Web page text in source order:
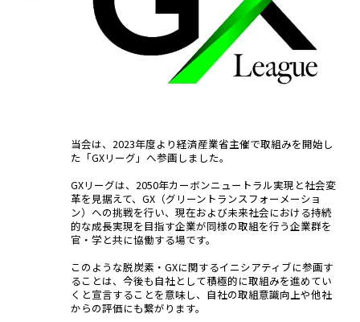
当会は、2023年度より経済産業省主催で取組みを開始し
た「GXリーグ」へ参画しました。
GXリーグは、2050年カーボンニュートラル実現と社会変
革を見据えて、GX（グリーントランスフォーメーショ
ン）ヘの挑戦を行い、現在および未来社会における持続
的な成長実現を目指す企業が同様の取組を行う企業群を
官・学と共に協働する場です。
このような脱炭素・GXに関するイニシアティブに参画す
ることは、今後も自社として積極的に取組みを進めてい
くと宣言することを意味し、自社の取組意識向上や他社
からの評価にも繋がります。